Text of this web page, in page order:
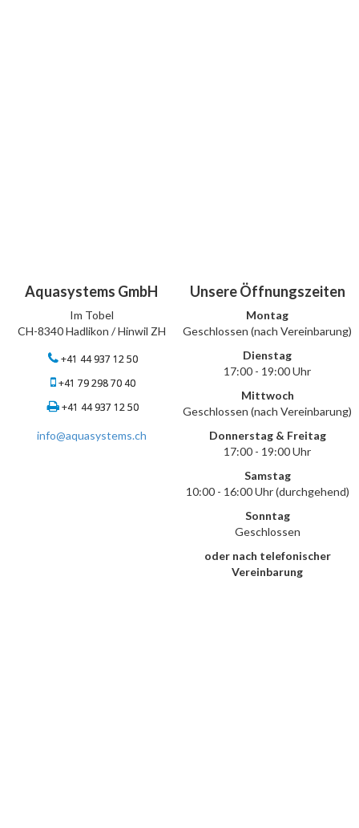
Aquasystems GmbH
Im Tobel
CH-8340 Hadlikon / Hinwil ZH
+41 44 937 12 50
+41 79 298 70 40
+41 44 937 12 50
info@aquasystems.ch
Unsere Öffnungszeiten
Montag
Geschlossen (nach Vereinbarung)
Dienstag
17:00 - 19:00 Uhr
Mittwoch
Geschlossen (nach Vereinbarung)
Donnerstag & Freitag
17:00 - 19:00 Uhr
Samstag
10:00 - 16:00 Uhr (durchgehend)
Sonntag
Geschlossen
oder nach telefonischer
Vereinbarung